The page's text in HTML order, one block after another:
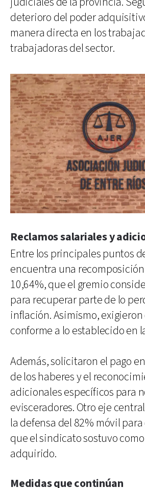
deterioro del poder
manera directa en los
trabajadoras del sector.
Reclamos salariales y
Entre los principales puntos
encuentra una
10,64%, que el gremio
para recuperar parte de lo
inflación. Asimismo,
conforme a lo establecido en
Además, solicitaron el pago
de los haberes y el
adicionales específicos para
evisceradores. Otro eje
la defensa del 82% móvil
que el sindicato sostuvo
adquirido.
Medidas que continúan